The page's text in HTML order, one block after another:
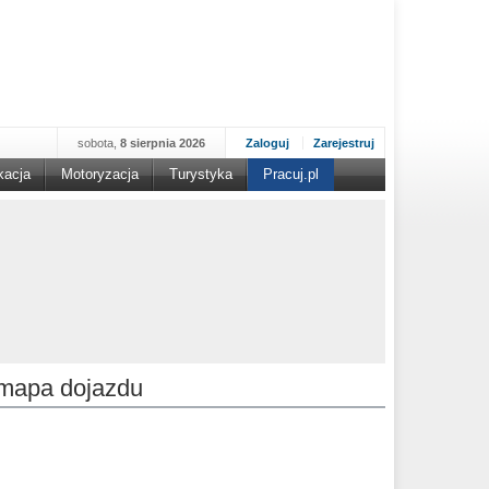
Zaloguj Zarejestruj
sobota, 8 sierpnia 2026
Motoryzacja Turystyka Pracuj.pl
dojazdu